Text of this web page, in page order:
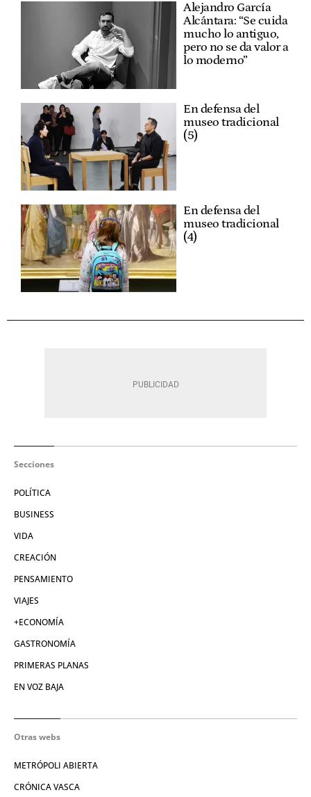
Alejandro García
Alcántara: “Se cuida
mucho lo antiguo,
pero no se da valor a
lo moderno”
En defensa del
museo tradicional
(5)
En defensa del
museo tradicional
(4)
Secciones
POLÍTICA
BUSINESS
VIDA
CREACIÓN
PENSAMIENTO
VIAJES
+ECONOMÍA
GASTRONOMÍA
PRIMERAS PLANAS
EN VOZ BAJA
Otras webs
METRÓPOLI ABIERTA
CRÓNICA VASCA